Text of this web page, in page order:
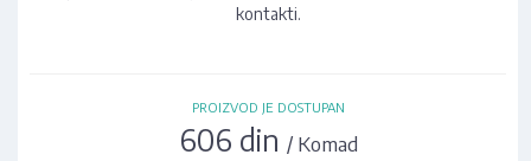
kontakti.
PROIZVOD JE DOSTUPAN
606 din / Komad